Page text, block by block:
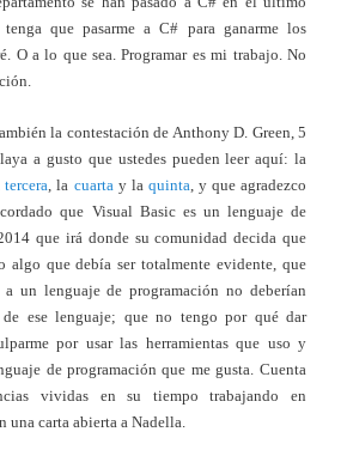
que pasarme a C# para ganarme los
O a lo que sea. Programar es mi trabajo. No
la contestación de Anthony D. Green, 5
a gusto que ustedes pueden leer aquí: la
tercera, la cuartay la quinta, y que agradezco
que Visual Basic es un lenguaje de
que irá donde su comunidad decida que
algo que debía ser totalmente evidente, que
a un lenguaje de programación no deberían
ese lenguaje; que no tengo por qué dar
por usar las herramientas que uso y
de programación que me gusta. Cuenta
vividas en su tiempo trabajando en
una carta abierta a Nadella.